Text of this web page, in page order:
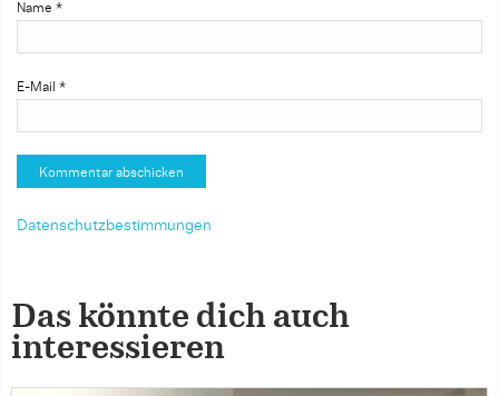
Name *
E-Mail *
Datenschutzbestimmungen
Das könnte dich auch
interessieren